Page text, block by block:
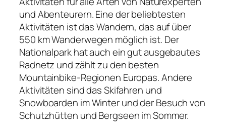
und Abenteurern. Eine der beliebtesten
Aktivitäten ist das Wandern, das auf über
550 km Wanderwegen möglich ist. Der
Nationalpark hat auch ein gut ausgebautes
Radnetz und zählt zu den besten
Mountainbike-Regionen Europas. Andere
Aktivitäten sind das Skifahren und
Snowboarden im Winter und der Besuch von
Schutzhütten und Bergseen im Sommer.